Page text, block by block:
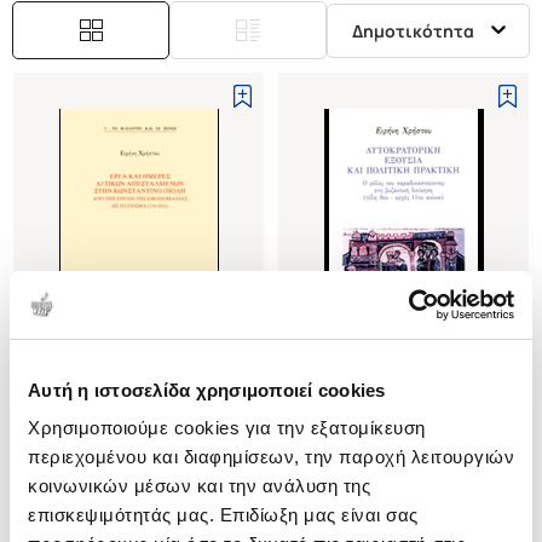
Αυτή η ιστοσελίδα χρησιμοποιεί cookies
Χρησιμοποιούμε cookies για την εξατομίκευση
περιεχομένου και διαφημίσεων, την παροχή λειτουργιών
κοινωνικών μέσων και την ανάλυση της
επισκεψιμότητάς μας. Επιδίωξη μας είναι σας
Δημοτικότητα
(0)
ΕΡΓΑ ΚΑΙ ΗΜΕΡΕΣ ΔΥΤΙΚΩΝ
ΑΠΕΣΤΑΛΜΕΝΩΝ ΣΤΗΝ
ΚΩΝΣΤΑΝΤΙΝΟΥΠΟΛΗ
ΑΠΟ ΤΗΝ ΕΠΟΧΗ ΤΗΣ
ΕΙΚΟΝΟΜΑΧΙΑΣ ΩΣ ΤΟ ΣΧΙΣΜΑ
ΧΡΗΣΤΟΥ ΕΙΡΗΝΗ
Κωδ. Πολιτείας:1996-0109
ΑΥΤΟΚΡΑΤΟΡΙΚΗ ΕΞΟΥΣΙΑ ΚΑΙ
ΠΟΛΙΤΙΚΗ ΠΡΑΚΤΙΚΗ
Ο ΡΟΛΟΣ ΤΟΥ
ΠΑΡΑΔΥΝΑΣΤΕΥΟΝΤΟΣ ΣΤΗ
ΒΥΖΑΝΤΙΝΗ ΔΙΟΙΚΗΣΗ (ΤΕΛΗ
ΧΡΗΣΤΟΥ ΕΙΡΗΝΗ
Κωδ. Πολιτείας:1900-0130